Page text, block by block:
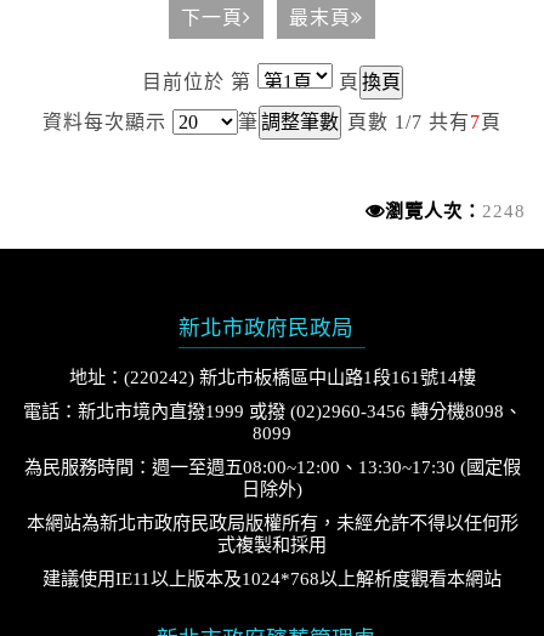
下一頁 最末頁
目前位於 第
頁
資料每次顯示
筆 頁數 1/7 共有7頁
瀏覽人次： 2248
新北市政府民政局
地址：(220242) 新北市板橋區中山路1段161號14樓
電話：新北市境內直撥1999 或撥 (02)2960-3456 轉分機8098、
8099
為民服務時間：週一至週五08:00~12:00、13:30~17:30 (國定假
日除外)
本網站為新北市政府民政局版權所有，未經允許不得以任何形
式複製和採用
建議使用IE11以上版本及1024*768以上解析度觀看本網站